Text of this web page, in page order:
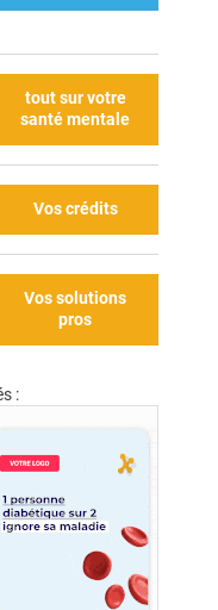
tout sur votre
santé mentale
Vos crédits
Vos solutions
pros
: